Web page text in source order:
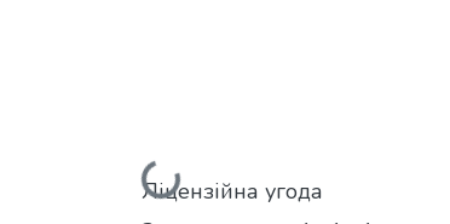
Вантажиться...
Ліцензійна угода